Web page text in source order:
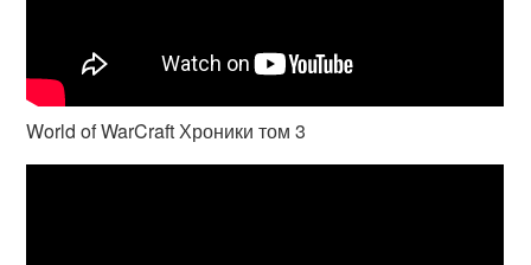
World of WarCraft Хроники том 3